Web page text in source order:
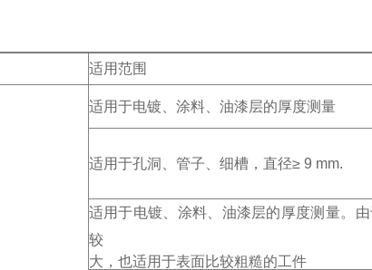
适用范围
适用于电镀、涂料、油漆层的厚度测量
适用于孔洞、管子、细槽，直径≥ 9 mm.
适用于电镀、涂料、油漆层的厚度测量。
较
大，也适用于表面比较粗糙的工件